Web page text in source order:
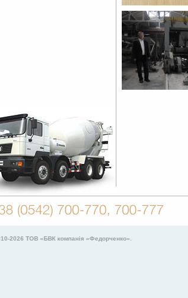
2026 ТОВ «БВК компанія «Федорченко».